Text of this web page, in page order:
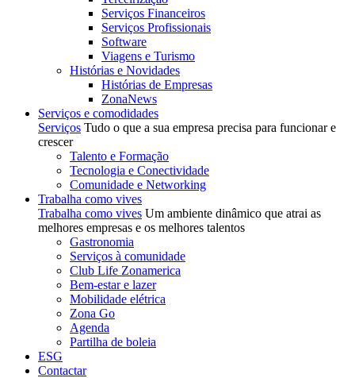
Serviços Financeiros
Serviços Profissionais
Software
Viagens e Turismo
Histórias e Novidades
Histórias de Empresas
ZonaNews
Serviços e comodidades
Serviços Tudo o que a sua empresa precisa para funcionar e
crescer
Talento e Formação
Tecnologia e Conectividade
Comunidade e Networking
Trabalha como vives
Trabalha como vives Um ambiente dinâmico que atrai as
melhores empresas e os melhores talentos
Gastronomia
Serviços à comunidade
Club Life Zonamerica
Bem-estar e lazer
Mobilidade elétrica
Zona Go
Agenda
Partilha de boleia
ESG
Contactar